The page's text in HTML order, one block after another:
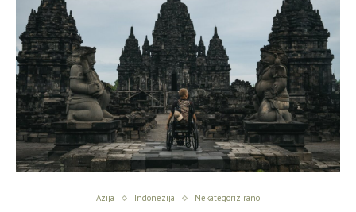
Azija Indonezija Nekategorizirano